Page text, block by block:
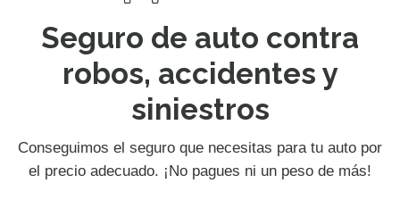
Seguro de auto contra
robos, accidentes y
siniestros
Conseguimos el seguro que necesitas para tu auto por
el precio adecuado. ¡No pagues ni un peso de más!